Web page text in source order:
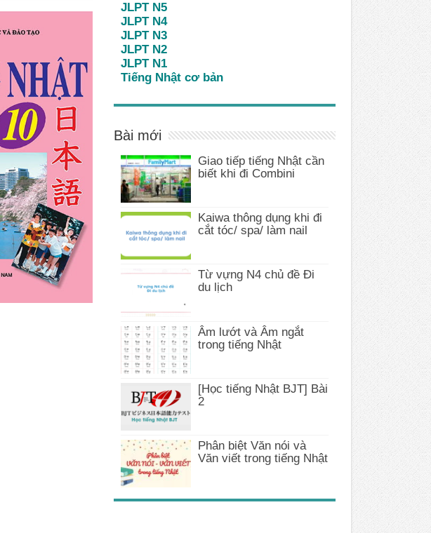
JLPT N5
JLPT N4
JLPT N3
JLPT N2
JLPT N1
Tiếng Nhật cơ bản
Bài mới
Giao tiếp tiếng Nhật cần
biết khi đi Combini
Kaiwa thông dụng khi đi
cắt tóc/ spa/ làm nail
Từ vựng N4 chủ đề Đi
du lịch
Âm lướt và Âm ngắt
trong tiếng Nhật
[Học tiếng Nhật BJT] Bài
2
Phân biệt Văn nói và
Văn viết trong tiếng Nhật